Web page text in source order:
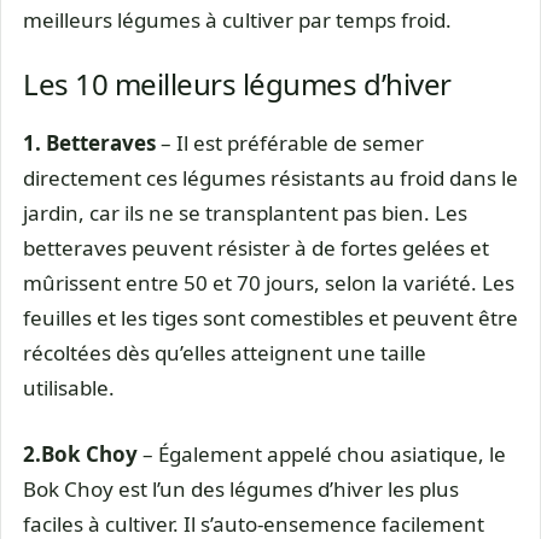
meilleurs légumes à cultiver par temps froid.
Les 10 meilleurs légumes d’hiver
1. Betteraves– Il est préférable de semer
directement ces légumes résistants au froid dans le
jardin, car ils ne se transplantent pas bien. Les
betteraves peuvent résister à de fortes gelées et
mûrissent entre 50 et 70 jours, selon la variété. Les
feuilles et les tiges sont comestibles et peuvent être
récoltées dès qu’elles atteignent une taille
utilisable.
2.Bok Choy– Également appelé chou asiatique, le
Bok Choy est l’un des légumes d’hiver les plus
faciles à cultiver. Il s’auto-ensemence facilement